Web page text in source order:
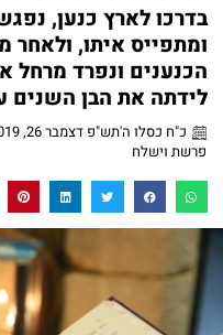
בדרכו לארץ כנען,
ומתפייס איתו, ולאחר
הכנענים ונפרד
לידתה את הבן השנים
כ"ח כסלו ה'תש"פ דצמבר 26, 2019
פרשת וישלח